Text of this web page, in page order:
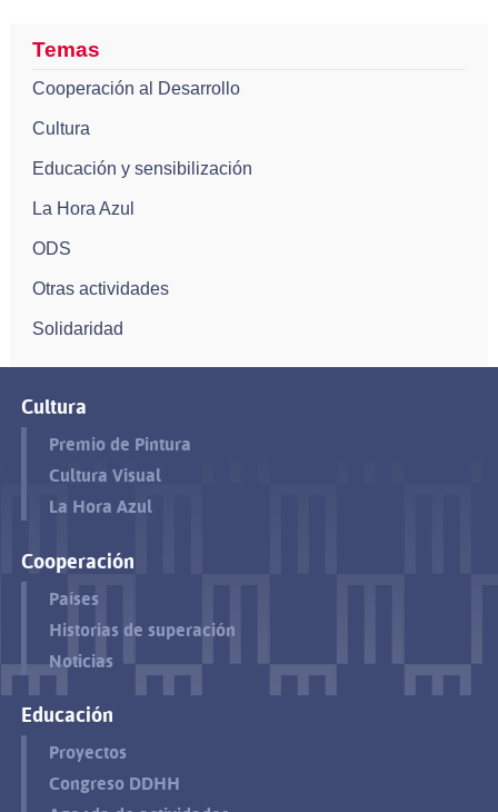
Temas
Cooperación al Desarrollo
Cultura
Educación y sensibilización
La Hora Azul
ODS
Otras actividades
Solidaridad
Cultura
Premio de Pintura
Cultura Visual
La Hora Azul
Cooperación
Países
Historias de superación
Noticias
Educación
Proyectos
Congreso DDHH